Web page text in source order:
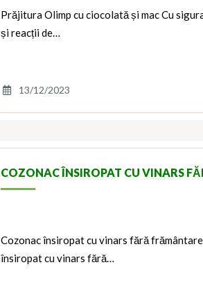
Prăjitura Olimp cu ciocolată și mac Cu
și reacții de…
13/12/2023
COZONAC ÎNSIROPAT CU VINARS
Cozonac însiropat cu vinars fără
însiropat cu vinars fără…